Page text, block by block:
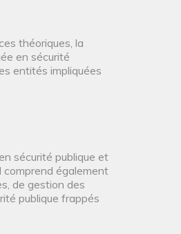
théoriques, la
en sécurité
entités impliquées
sécurité publique et
comprend également
de gestion des
publique frappés